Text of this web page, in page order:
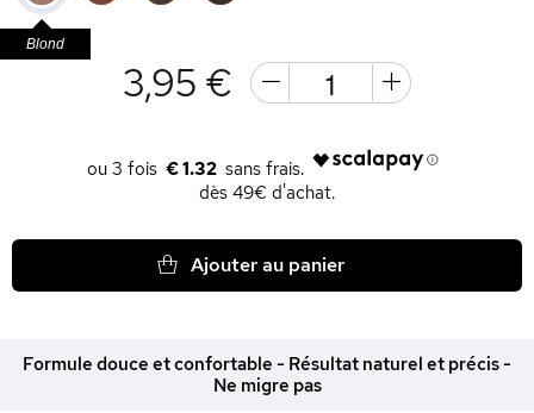
3,95 €
€ 1.32
dès 49€ d'achat.
Ajouter au panier
Formule douce et confortable - Résultat naturel et précis -
Ne migre pas
Blond